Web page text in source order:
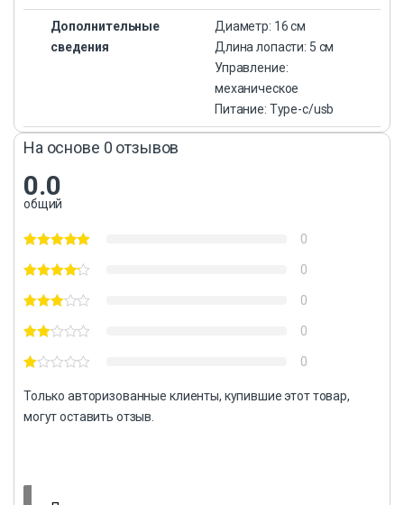
Дополнительные
сведения
Диаметр: 16 см
Длина лопасти: 5 см
Управление:
механическое
Питание: Type-c/usb
На основе 0 отзывов
0.0
общий
0
0
0
0
0
Только авторизованные клиенты, купившие этот товар,
могут оставить отзыв.